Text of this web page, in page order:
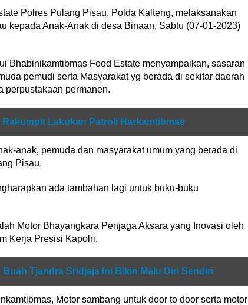
Polres Pulang Pisau, Polda Kalteng, melaksanakan
kepada Anak-Anak di desa Binaan, Sabtu (07-01-2023)
Bhabinikamtibmas Food Estate menyampaikan, sasaran
pemudi serta Masyarakat yg berada di sekitar daerah
perpustakaan permanen.
Lakukan Patroli Harkamtibmas
anak, pemuda dan masyarakat umum yang berada di
Pisau.
ada tambahan lagi untuk buku-buku
Motor Bhayangkara Penjaga Aksara yang Inovasi oleh
Kerja Presisi Kapolri.
Tjandra Sridjaja Ini Bikin Malu Diri Sendiri
Motor sambang untuk door to door serta motor